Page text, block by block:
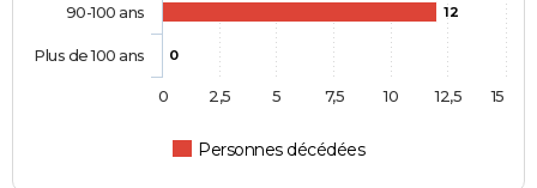
12
0
Personnes décédées
90-100 ans
Plus de 100 ans
0 2,5 5 7,5 10 12,5 15